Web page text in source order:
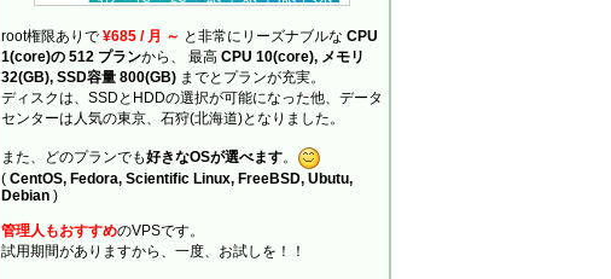
root権限ありで ¥685 / 月 ～ と非常にリーズナブルな CPU
1(core)の 512 プランから、 最高 CPU 10(core), メモリ
32(GB), SSD容量 800(GB) までとプランが充実。
ディスクは、SSDとHDDの選択が可能になった他、データ
センターは人気の東京、石狩(北海道)となりました。
また、どのプランでも好きなOSが選べます。
( CentOS, Fedora, Scientific Linux, FreeBSD, Ubutu,
Debian )
管理人もおすすめのVPSです。
試用期間がありますから、一度、お試しを！！